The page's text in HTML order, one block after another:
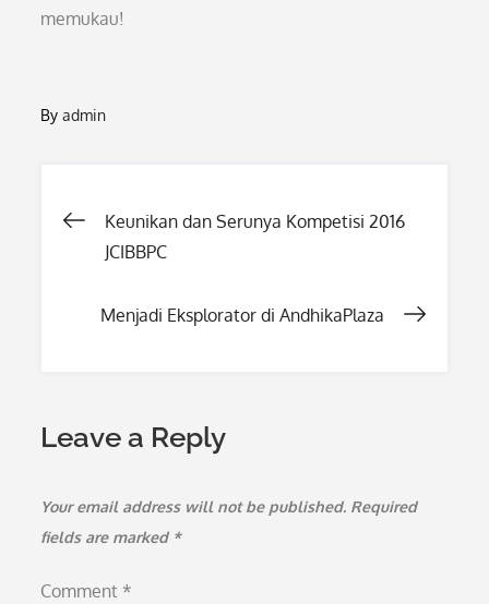
memukau!
Byadmin
Post
Keunikan dan Serunya Kompetisi 2016
JCIBBPC
Menjadi Eksplorator di AndhikaPlaza
Leave a Reply
Your email address will not be published. Required
fields are marked *
Comment *